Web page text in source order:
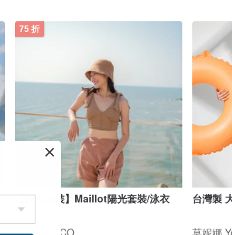
75 折
【特別套裝】Maillot陽光套裝/泳衣
MAILLOT CO.
台灣製
莫妮娜